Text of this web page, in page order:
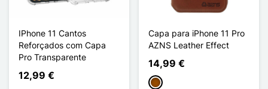
IPhone 11 Cantos
Reforçados com Capa
Pro Transparente
12,99 €
Capa para iPhone 11 Pro
AZNS Leather Effect
14,99 €
Castanho